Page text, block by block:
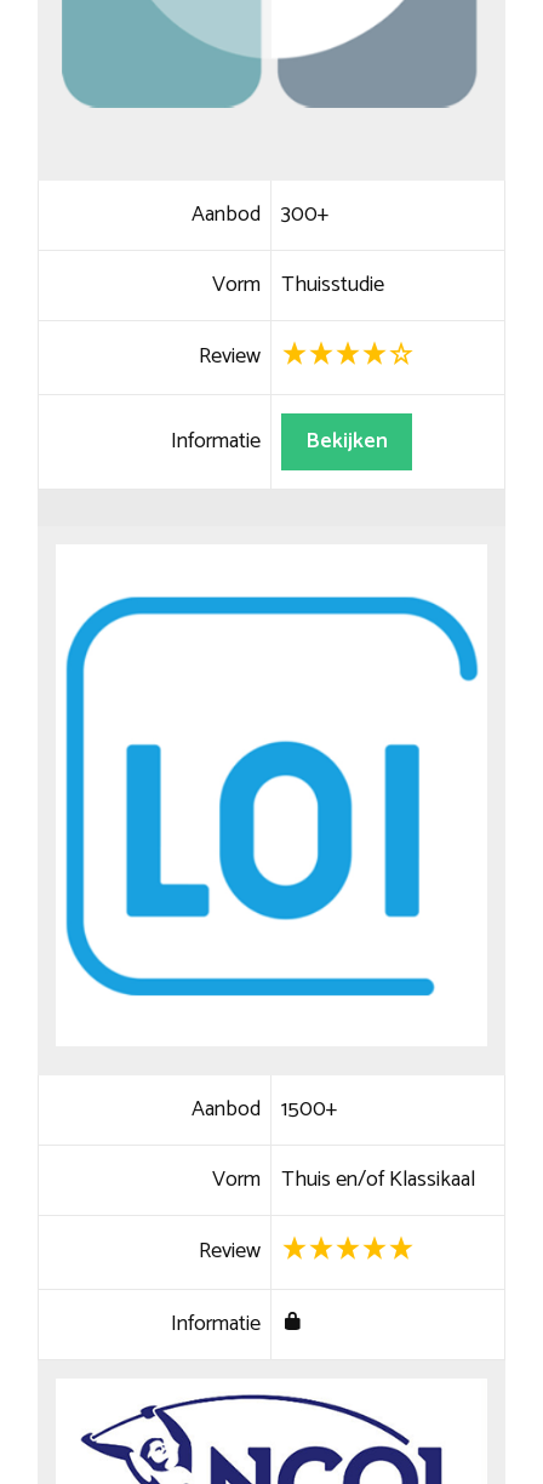
Aanbod 300+
Vorm Thuisstudie
Review
Informatie Bekijken
Aanbod 1500+
Vorm Thuis en/of Klassikaal
Review
Informatie